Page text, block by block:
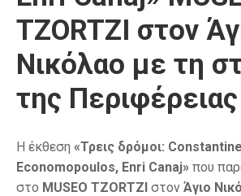
TZORTZI στον
Νικόλαο με τη
της
Η έκθεση «Τρεις δρόμοι:
Economopoulos, Enri Canaj» που
στο MUSEO TZORTZI στον Άγιο